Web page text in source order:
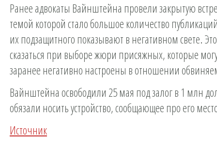
Ранее адвокаты Вайнштейна провели закрытую
темой которой стало большое количество
их подзащитного показывают в негативном свете.
сказаться при выборе жюри присяжных, которые
заранее негативно настроены в отношении
Вайнштейна освободили 25 мая под залог в 1 млн
обязали носить устройство, сообщающее про его
Источник